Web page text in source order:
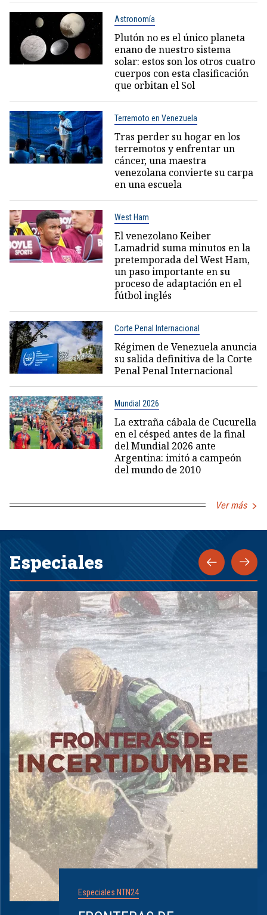
Astronomía
Plutón no es el único planeta
enano de nuestro sistema
solar: estos son los otros cuatro
cuerpos con esta clasificación
que orbitan el Sol
Terremoto en Venezuela
Tras perder su hogar en los
terremotos y enfrentar un
cáncer, una maestra
venezolana convierte su carpa
en una escuela
West Ham
El venezolano Keiber
Lamadrid suma minutos en la
pretemporada del West Ham,
un paso importante en su
proceso de adaptación en el
fútbol inglés
Corte Penal Internacional
Régimen de Venezuela anuncia
su salida definitiva de la Corte
Penal Penal Internacional
Mundial 2026
La extraña cábala de Cucurella
en el césped antes de la final
del Mundial 2026 ante
Argentina: imitó a campeón
del mundo de 2010
Ver más
Especiales
Especiales NTN24